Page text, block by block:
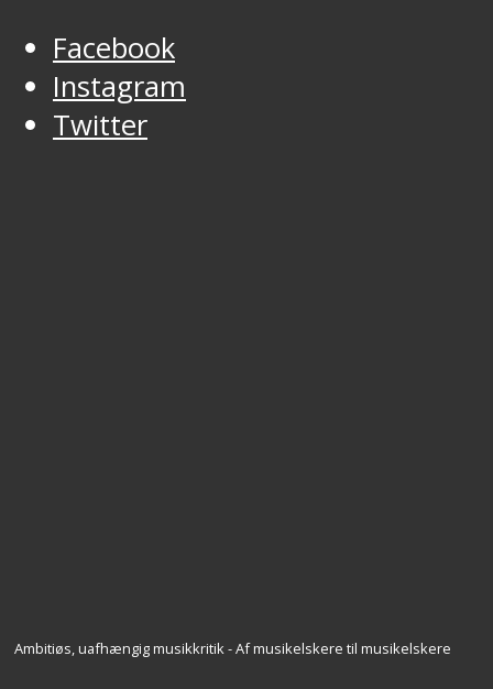
Facebook
Instagram
Twitter
Ambitiøs, uafhængig musikkritik - Af musikelskere til musikelskere